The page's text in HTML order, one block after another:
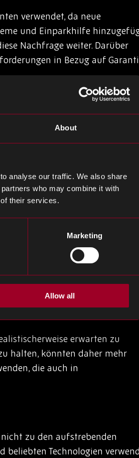
About
analyse our traffic. We also share
who may combine it with
their services.
Marketing
Allow all
verwendet, da neue
und Einparkhilfe
Nachfrage weiter. Darüber
in Bezug auf
träumen, das mehr ist als
kann die Gerätekonnektivität
dass bis 2020 20,4
belastet der Wunsch der OEMs,
einem Mangel an passiven
das Angebot übersteigt. Es
Komponenten sowie eine
verwendet werden.
erwarten zu
halten, könnten daher mehr
die auch in
zu den aufstrebenden
beliebten Technologien